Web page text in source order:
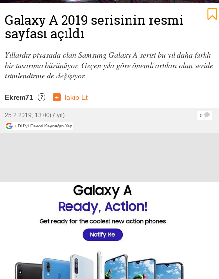
Galaxy A 2019 serisinin resmi
sayfası açıldı
Yıllardır piyasada olan Samsung Galaxy A serisi bu yıl daha farklı
bir tasarıma bürünüyor. Geçen yıla göre önemli artıları olan seride
isimlendirme de değişiyor.
Ekrem71 ? + Takip Et
25.2.2019, 13:00(7 yıl)
0
+ DH'yi Favori Kaynağın Yap